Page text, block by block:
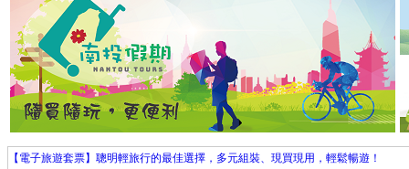
【樂活單車行】日月潭自行車套票，台中往返日月潭，優惠價680元起，讓您體驗
【電子旅遊套票】聰明輕旅行的最佳選擇，多元組裝、現買現用，輕鬆暢遊！